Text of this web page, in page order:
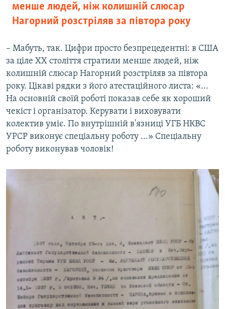
менше людей, ніж колишній слюсар
Нагорний розстріляв за півтора року
– Мабуть, так. Цифри просто безпрецедентні: в США
за ціле XX століття стратили менше людей, ніж
колишній слюсар Нагорний розстріляв за півтора
року. Цікаві рядки з його атестаційного листа: «...
На основній своїй роботі показав себе як хороший
чекіст і організатор. Керувати і виховувати
колектив уміє. По внутрішній в'язниці УГБ НКВС
УРСР виконує спеціальну роботу ...» Спеціальну
роботу виконував чоловік!